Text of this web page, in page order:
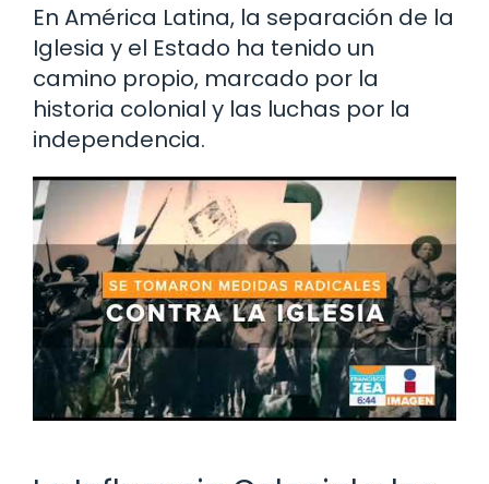
En América Latina, la separación de la
Iglesia y el Estado ha tenido un
camino propio, marcado por la
historia colonial y las luchas por la
independencia.